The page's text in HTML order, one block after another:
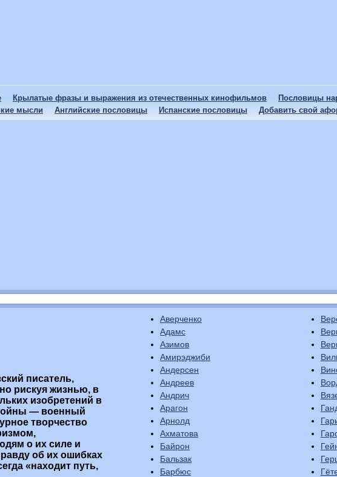
Крылатые фразы и выражения из отечественных кинофильмов
Пословицы
мысли Английские пословицы Испанские пословицы Добавить свой
писатель,
рискуя жизнью, в
изобретений в
— военный
творчество
о их силе и
об их ошибках
«находит путь,
Аверченко
Адамс
Азимов
Амирэджиби
Андерсен
Андреев
Андрич
Арагон
Арнолд
Ахматова
Байрон
Бальзак
Барбюс